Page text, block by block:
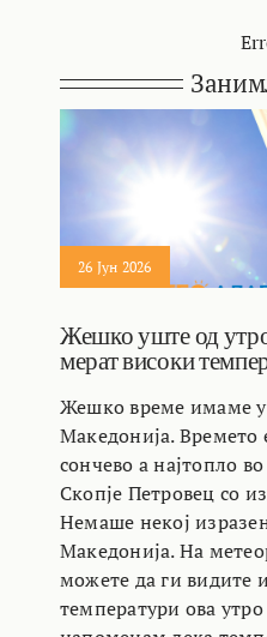
26 Јун 2026
Жешко уште од
мерат високи
Жешко време имаме
Македонија. Времето
сончево а најтопло
Скопје Петровец со
Немаше некој
Македонија. На
можете да ги видите
температури ова